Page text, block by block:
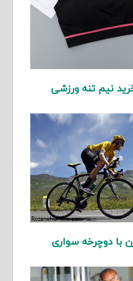
نیم تنه ورزشی
با دوچرخه سواری